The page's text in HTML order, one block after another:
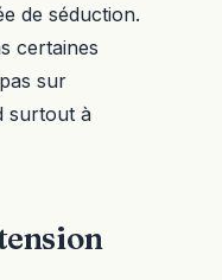
de séduction.
certaines
sur
surtout à